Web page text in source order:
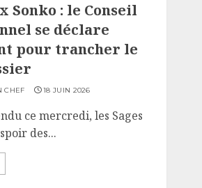
Sonko : le Conseil
se déclare
pour trancher le
CHEF 18 JUIN 2026
ce mercredi, les Sages
des...